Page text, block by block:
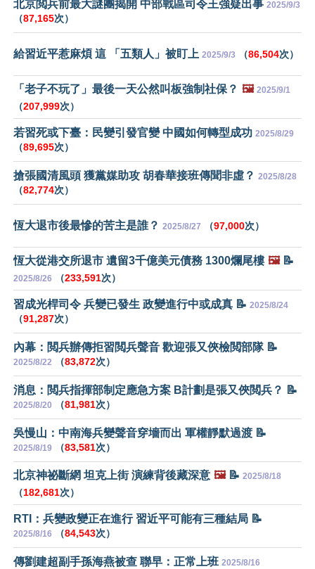
北京閲兵前最大謎團揭開 中部戰區司令王強疑出事 2025/9/3
（87,165次）
給習近平惹麻煩 這 「五類人」被盯上 2025/9/3 （86,504次）
「老子不玩了」最後一天公然叫板強制社保？ 🖼️ 2025/9/1
（207,999次）
若習死或下臺：民變引發官變 中國如何轉型成功 2025/8/29
（89,695次）
搶張國清風頭 獲黨媒助攻 胡春華接班傳聞非虛？ 2025/8/28
（82,774次）
恆大退市後最慘的苦主是誰？ 2025/8/27 （97,000次）
恆大從港交所退市 遺留3千億美元債務 1300爛尾樓 🖼️📝
2025/8/26 （233,591次）
習成光桿司令 兵變已發生 政變進行中或成真 📝 2025/8/24
（91,287次）
內幕：閲兵辦傳拒習閲兵聲音 歡迎張又俠檢閲部隊 📝
2025/8/22 （83,872次）
消息：閲兵指揮部制定應急方案 B計劃是張又俠閲兵？ 📝
2025/8/20 （81,981次）
吳慢山：中南海兵變聲音穿墻而出 軍權靜默過渡 📝
2025/8/19 （83,581次）
北京神祕斷網 坦克上街 演練背後藏深意 🖼️📝 2025/8/18
（182,681次）
RTI：兵變政變正在進行 習近平可能有三種結局 📝
2025/8/16 （84,543次）
傳劉建超副手孫海燕被查 聯早：正常上班 2025/8/16